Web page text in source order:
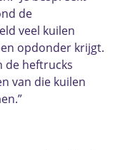
de
veel kuilen
opdonder krijgt.
de heftrucks
van die kuilen